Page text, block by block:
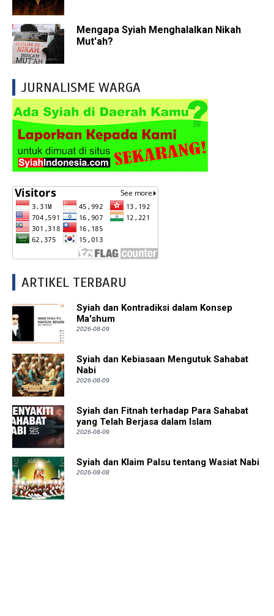
Mengapa Syiah Menghalalkan Nikah
Mut'ah?
JURNALISME WARGA
ARTIKEL TERBARU
Syiah dan Kontradiksi dalam Konsep
Ma'shum
2026-08-09
Syiah dan Kebiasaan Mengutuk Sahabat
Nabi
2026-08-09
Syiah dan Fitnah terhadap Para Sahabat
yang Telah Berjasa dalam Islam
2026-08-09
Syiah dan Klaim Palsu tentang Wasiat Nabi
2026-08-08